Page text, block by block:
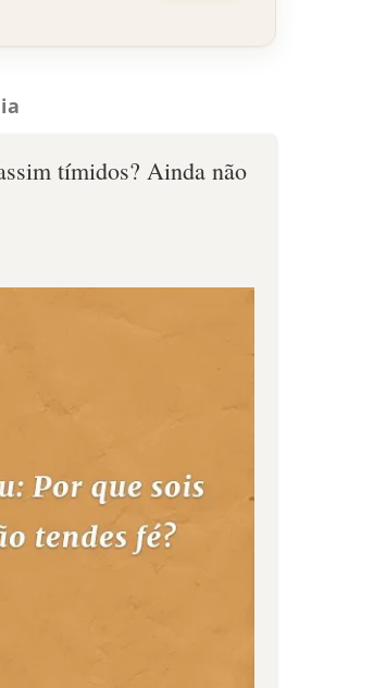
tímidos? Ainda não